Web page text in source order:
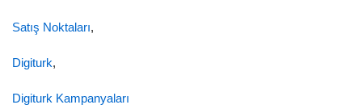
Satış Noktaları,
Digiturk,
Digiturk Kampanyaları